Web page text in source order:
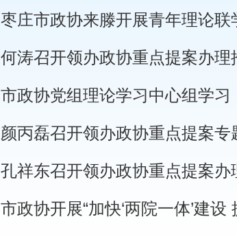
枣庄市政协来滕开展青年理论联
何涛召开领办政协重点提案办理
市政协党组理论学习中心组学习
颜丙磊召开领办政协重点提案专
孔祥东召开领办政协重点提案办
市政协开展“加快‘两院一体’建